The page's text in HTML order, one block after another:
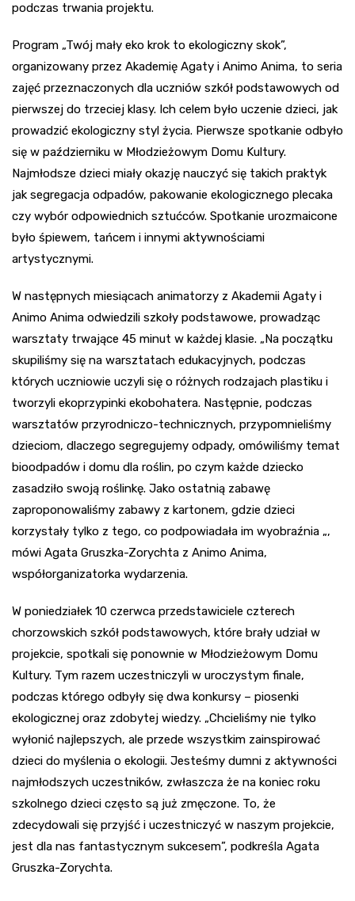
podczas trwania projektu.
Program „Twój mały eko krok to ekologiczny skok”,
organizowany przez Akademię Agaty i Animo Anima, to seria
zajęć przeznaczonych dla uczniów szkół podstawowych od
pierwszej do trzeciej klasy. Ich celem było uczenie dzieci, jak
prowadzić ekologiczny styl życia. Pierwsze spotkanie odbyło
się w październiku w Młodzieżowym Domu Kultury.
Najmłodsze dzieci miały okazję nauczyć się takich praktyk
jak segregacja odpadów, pakowanie ekologicznego plecaka
czy wybór odpowiednich sztućców. Spotkanie urozmaicone
było śpiewem, tańcem i innymi aktywnościami
artystycznymi.
W następnych miesiącach animatorzy z Akademii Agaty i
Animo Anima odwiedzili szkoły podstawowe, prowadząc
warsztaty trwające 45 minut w każdej klasie. „Na początku
skupiliśmy się na warsztatach edukacyjnych, podczas
których uczniowie uczyli się o różnych rodzajach plastiku i
tworzyli ekoprzypinki ekobohatera. Następnie, podczas
warsztatów przyrodniczo-technicznych, przypomnieliśmy
dzieciom, dlaczego segregujemy odpady, omówiliśmy temat
bioodpadów i domu dla roślin, po czym każde dziecko
zasadziło swoją roślinkę. Jako ostatnią zabawę
zaproponowaliśmy zabawy z kartonem, gdzie dzieci
korzystały tylko z tego, co podpowiadała im wyobraźnia „,
mówi Agata Gruszka-Zorychta z Animo Anima,
współorganizatorka wydarzenia.
W poniedziałek 10 czerwca przedstawiciele czterech
chorzowskich szkół podstawowych, które brały udział w
projekcie, spotkali się ponownie w Młodzieżowym Domu
Kultury. Tym razem uczestniczyli w uroczystym finale,
podczas którego odbyły się dwa konkursy – piosenki
ekologicznej oraz zdobytej wiedzy. „Chcieliśmy nie tylko
wyłonić najlepszych, ale przede wszystkim zainspirować
dzieci do myślenia o ekologii. Jesteśmy dumni z aktywności
najmłodszych uczestników, zwłaszcza że na koniec roku
szkolnego dzieci często są już zmęczone. To, że
zdecydowali się przyjść i uczestniczyć w naszym projekcie,
jest dla nas fantastycznym sukcesem”, podkreśla Agata
Gruszka-Zorychta.